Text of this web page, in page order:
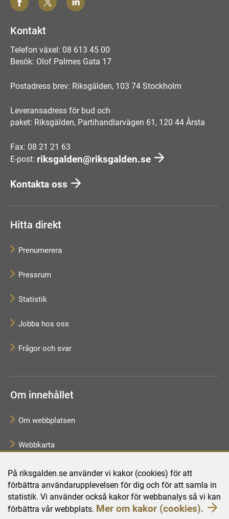
På riksgalden.se använder vi kakor (cookies) för att
förbättra användarupplevelsen för dig och för att samla in
statistik. Vi använder också kakor för webbanalys så vi kan
förbättra vår webbplats. Mer om kakor (cookies).
Kontakt
Telefon växel: 08 613 45 00
Besök: Olof Palmes Gata 17
Postadress brev: Riksgälden, 103 74 Stockholm
Leveransadress för bud och
paket: Riksgälden, Partihandlarvägen 61, 120 44 Årsta
Fax: 08 21 21 63
E-post: riksgalden@riksgalden.se
Kontakta oss
Hitta direkt
Prenumerera
Pressrum
Statistik
Jobba hos oss
Frågor och svar
Om innehållet
Om webbplatsen
Webbkarta
Tillgänglighetsredogörelse
Behandling av personuppgifter